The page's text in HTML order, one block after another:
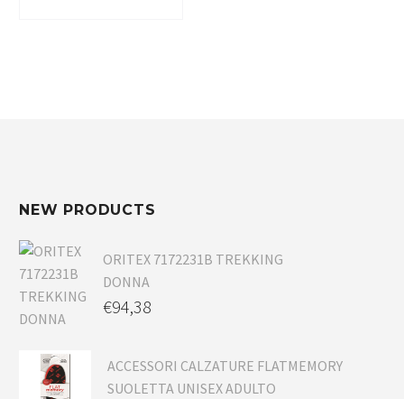
NEW PRODUCTS
ORITEX 7172231B TREKKING
DONNA
€94,38
ACCESSORI CALZATURE FLATMEMORY
SUOLETTA UNISEX ADULTO